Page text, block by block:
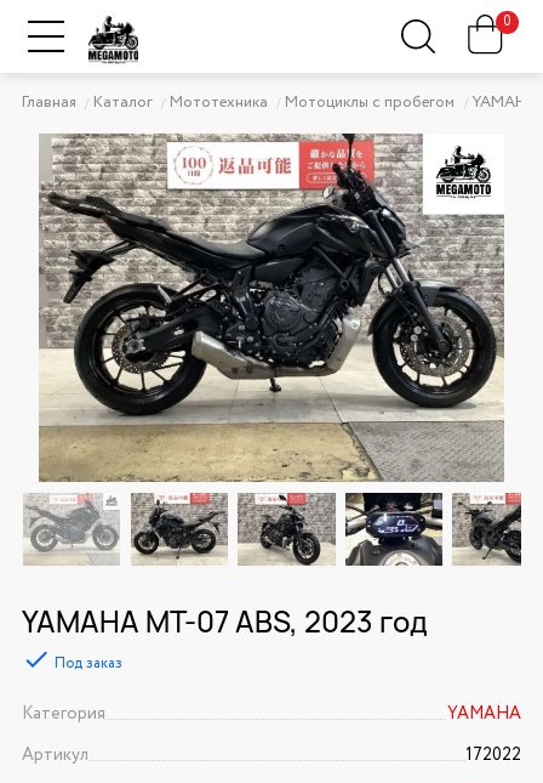
0
Главная Каталог Мототехника Мотоциклы с пробегом YAMAHA
YAMAHA MT-07 ABS, 2023 год
Под заказ
Категория
YAMAHA
Артикул
172022